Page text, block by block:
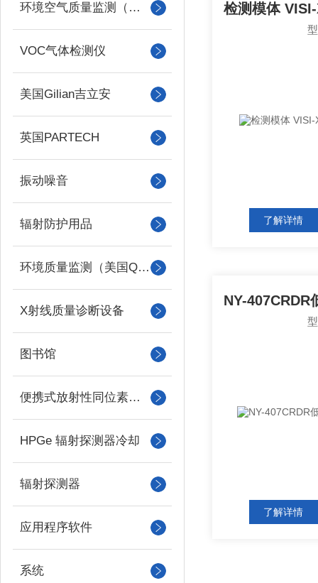
环境空气质量监测（美国Met one）
VOC气体检测仪
美国Gilian吉立安
英国PARTECH
振动噪音
辐射防护用品
环境质量监测（美国QUEST）
X射线质量诊断设备
图书馆
便携式放射性同位素识别装置 （RIID）
HPGe 辐射探测器冷却
辐射探测器
应用程序软件
系统
了解详情
了解详情